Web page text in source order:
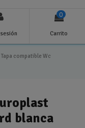
0
Carrito
Tapa compatible Wc
blanca